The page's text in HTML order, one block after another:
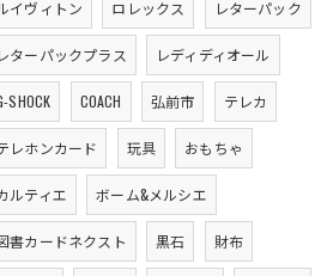
イヴィトン ロレックス レターパック
レターパックプラス レディディオール
SHOCK COACH 弘前市 テレカ
レホンカード 玩具 おもちゃ
ルティエ ボーム&メルシエ
書カードネクスト 黒石 財布